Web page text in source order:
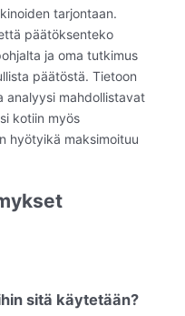
tarjontaan.
päätöksenteko
ja oma tutkimus
päätöstä. Tietoon
analyysi mahdollistavat
kotiin myös
hyötyikä maksimoituu
sitä käytetään?